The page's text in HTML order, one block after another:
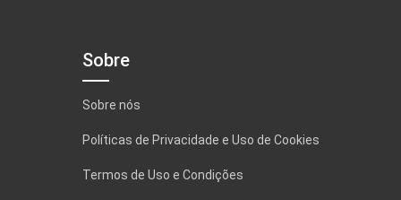
Sobre
Sobre nós
Políticas de Privacidade e Uso de Cookies
Termos de Uso e Condições